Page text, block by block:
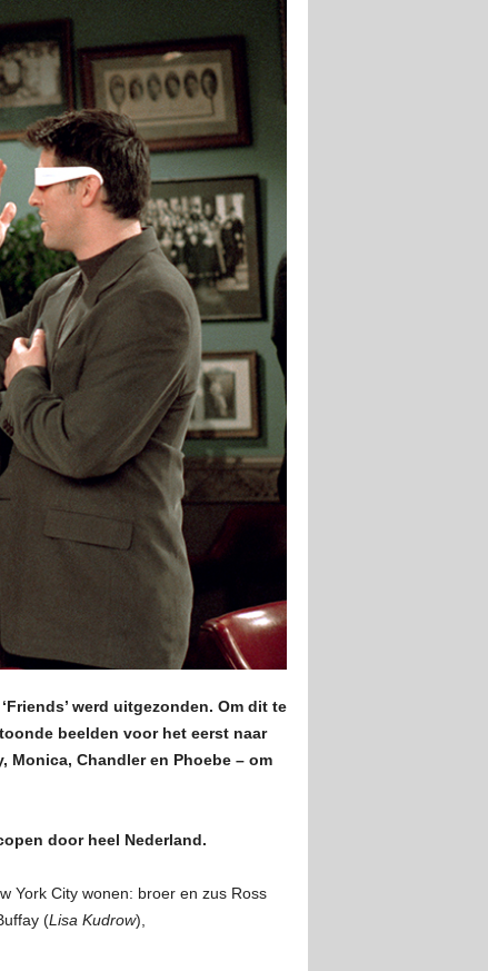
werd uitgezonden. Om dit te
beelden voor het eerst naar
Monica, Chandler en Phoebe – om
door heel Nederland.
York City wonen: broer en zus Ross
(Lisa Kudrow),